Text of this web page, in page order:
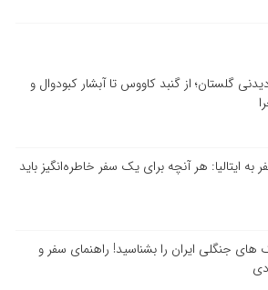
دیدنی گلستان؛ از گنبد کاووس تا آبشار کبودوال و
به ایتالیا: هر آنچه برای یک سفر خاطره‌انگیز باید
های جنگلی ایران را بشناسید! راهنمای سفر و